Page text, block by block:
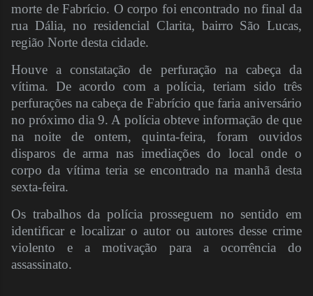
morte de Fabrício. O corpo foi encontrado no final da
rua Dália, no residencial Clarita, bairro São Lucas,
região Norte desta cidade.
Houve a constatação de perfuração na cabeça da
vítima. De acordo com a polícia, teriam sido três
perfurações na cabeça de Fabrício que faria aniversário
no próximo dia 9. A polícia obteve informação de que
na noite de ontem, quinta-feira, foram ouvidos
disparos de arma nas imediações do local onde o
corpo da vítima teria se encontrado na manhã desta
sexta-feira.
Os trabalhos da polícia prosseguem no sentido em
identificar e localizar o autor ou autores desse crime
violento e a motivação para a ocorrência do
assassinato.